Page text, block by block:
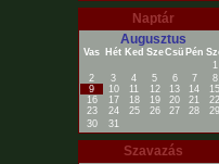
Naptár
Augusztus
Vas Hét Ked SzeCsü Pén
1
2
3 4 5 6 7
8
9
10 11 12 13 14
15
16
17 18 19 20 21
22
23
24 25 26 27 28
29
30
31
Szavazás